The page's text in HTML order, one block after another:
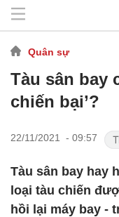
Quân sự
Tàu sân bay
chiến bại’?
22/11/2021 - 09:57
Tàu sân bay hay
loại tàu chiến
hồi lại máy bay -